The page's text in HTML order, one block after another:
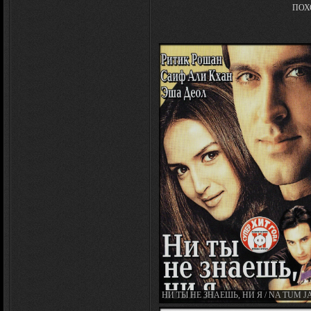
НИ ТЫ НЕ ЗНАЕШЬ, НИ Я / NA TUM
NA HUM (2002)